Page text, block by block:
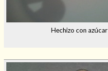
Hechizo con azúcar